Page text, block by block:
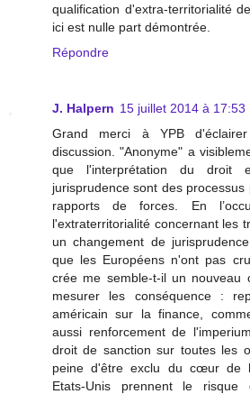
qualification d'extra-territorialité
ici est nulle part démontrée.
Répondre
J. Halpern 15 juillet 2014 à 17:53
Grand merci à YPB
discussion. "Anonyme" a
que l'interprétation du
jurisprudence sont des
rapports de forces. En
l'extraterritorialité concernant les
un changement de
que les Européens n'ont pas
crée me semble-t-il un nouveau
mesurer les conséquence :
américain sur la finance,
aussi renforcement de
droit de sanction sur toutes les
peine d'être exclu du cœur de
Etats-Unis prennent le